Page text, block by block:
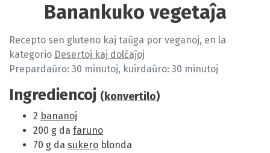
Banankuko vegetaĵa
Recepto sen gluteno kaj taŭga por veganoj, en la
kategorio Desertoj kaj dolĉaĵoj
Prepardaŭro: 30 minutoj, kuirdaŭro: 30 minutoj
Ingrediencoj ( konvertilo)
2 bananoj
200 g da faruno
70 g da sukero blonda